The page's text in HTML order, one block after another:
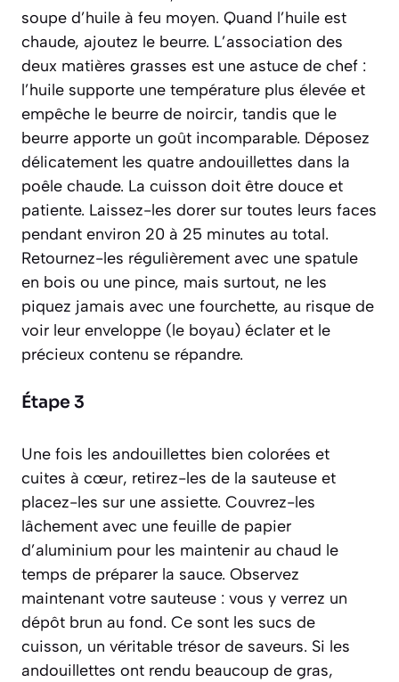
soupe d’huile à feu moyen. Quand l’huile est
chaude, ajoutez le beurre. L’association des
deux matières grasses est une astuce de chef :
l’huile supporte une température plus élevée et
empêche le beurre de noircir, tandis que le
beurre apporte un goût incomparable. Déposez
délicatement les quatre andouillettes dans la
poêle chaude. La cuisson doit être douce et
patiente. Laissez-les dorer sur toutes leurs faces
pendant environ 20 à 25 minutes au total.
Retournez-les régulièrement avec une spatule
en bois ou une pince, mais surtout, ne les
piquez jamais avec une fourchette, au risque de
voir leur enveloppe (le boyau) éclater et le
précieux contenu se répandre.
Étape 3
Une fois les andouillettes bien colorées et
cuites à cœur, retirez-les de la sauteuse et
placez-les sur une assiette. Couvrez-les
lâchement avec une feuille de papier
d’aluminium pour les maintenir au chaud le
temps de préparer la sauce. Observez
maintenant votre sauteuse : vous y verrez un
dépôt brun au fond. Ce sont les sucs de
cuisson, un véritable trésor de saveurs. Si les
andouillettes ont rendu beaucoup de gras,